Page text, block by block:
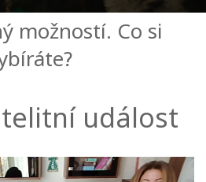
možností. Co si
událost